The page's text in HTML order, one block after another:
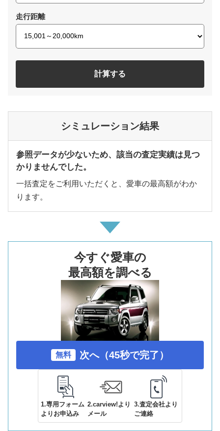
走行距離
計算する
シミュレーション結果
参照データが少ないため、該当の査定実績は見つ
かりませんでした。
一括査定をご利用いただくと、愛車の最高額がわか
ります。
今すぐ愛車の
最高額を調べる
無料 次へ（45秒で完了）
1.専用フォーム
よりお申込み
2.carview!より
メール
3.査定会社より
ご連絡